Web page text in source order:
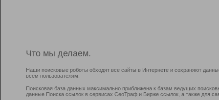
Что мы делаем.
Наши поисковые роботы обходят все сайты в Интернете и сохраняют
всем пользователям.
Поисковая база данных максимально приближена к базам ведущих
данные Поиска ссылок в сервисах СеоТраф и Бирже ссылок, а также для